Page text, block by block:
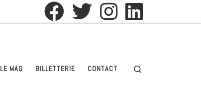
LE MAG BILLETTERIE CONTACT